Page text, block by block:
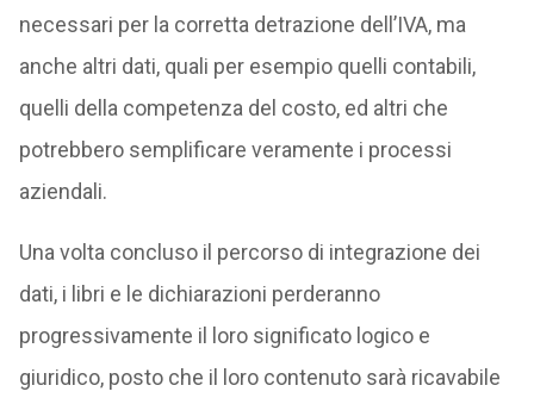
necessari per la corretta detrazione dell’IVA, ma
anche altri dati, quali per esempio quelli contabili,
quelli della competenza del costo, ed altri che
potrebbero semplificare veramente i processi
aziendali.
Una volta concluso il percorso di integrazione dei
dati, i libri e le dichiarazioni perderanno
progressivamente il loro significato logico e
giuridico, posto che il loro contenuto sarà ricavabile